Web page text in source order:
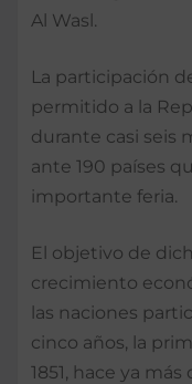
Al Wasl.
La participación
permitido a la
durante casi seis
ante 190 países
importante feria.
El objetivo de
crecimiento
las naciones
cinco años, la
1851, hace ya